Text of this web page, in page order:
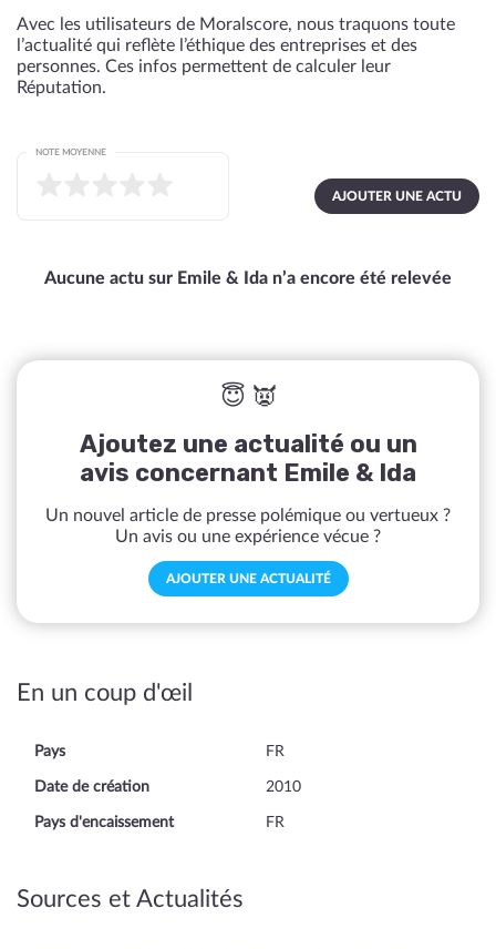
Avec les utilisateurs de Moralscore, nous traquons toute
l’actualité qui reflète l’éthique des entreprises et des
personnes. Ces infos permettent de calculer leur
Réputation.
AJOUTER UNE ACTU
NOTE MOYENNE
Aucune actu sur Emile & Ida n’a encore été relevée
😇 👿
Ajoutez une actualité ou un
avis concernant Emile & Ida
Un nouvel article de presse polémique ou vertueux ?
Un avis ou une expérience vécue ?
AJOUTER UNE ACTUALITÉ
En un coup d'œil
Pays FR
Date de création 2010
Pays d'encaissement FR
Sources et Actualités